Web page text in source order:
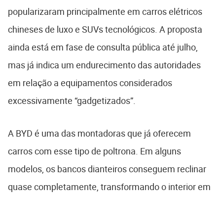
popularizaram principalmente em carros elétricos
chineses de luxo e SUVs tecnológicos. A proposta
ainda está em fase de consulta pública até julho,
mas já indica um endurecimento das autoridades
em relação a equipamentos considerados
excessivamente “gadgetizados”.
A BYD é uma das montadoras que já oferecem
carros com esse tipo de poltrona. Em alguns
modelos, os bancos dianteiros conseguem reclinar
quase completamente, transformando o interior em